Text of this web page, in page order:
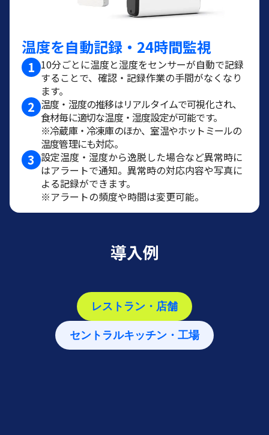
温度を自動記録・24時間監視
1 10分ごとに温度と湿度をセンサーが自動で記録
することで、確認・記録作業の手間がなくなり
ます。
2 温度・湿度の推移はリアルタイムで可視化され、
食材毎に適切な温度・湿度設定が可能です。
※冷蔵庫・冷凍庫のほか、室温やホットミールの
温度管理にも対応。
3 設定温度・湿度から逸脱した場合など異常時に
はアラートで通知。異常時の対応内容や写真に
よる記録ができます。
※アラートの頻度や時間は変更可能。
導入例
レストラン・店舗
セントラルキッチン・工場